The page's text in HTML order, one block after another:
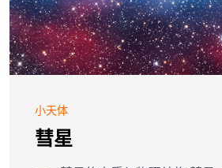
小天体
彗星